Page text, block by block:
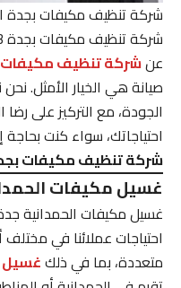
شركة تنظيف مكيفات بجدة اتصل
عنشركة تنظيف
صيانة هي الخيار الأمثل.
الجودة، مع التركيز على رضا
احتياجاتك، سواء كنت بحاجة
شركة تنظيف مكيفات
غسيل مكيفات
غسيل مكيفات الحمدانية
احتياجات عملائنا في
متعددة، بما في ذلكغسيل